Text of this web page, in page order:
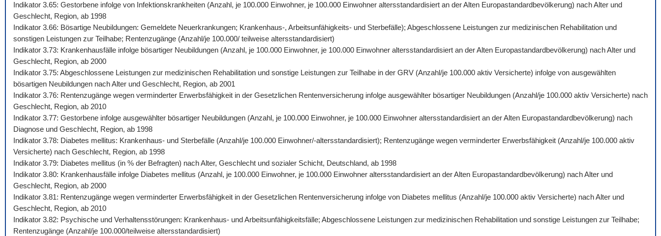
Indikator 3.65: Gestorbene infolge von Infektionskrankheiten (Anzahl, je 100.000 Einwohner, je 100.000 Einwohner altersstandardisiert an der Alten Europastandardbevölkerung) nach Alter und
Geschlecht, Region, ab 1998
Indikator 3.66: Bösartige Neubildungen: Gemeldete Neuerkrankungen; Krankenhaus-, Arbeitsunfähigkeits- und Sterbefälle); Abgeschlossene Leistungen zur medizinischen Rehabilitation und
sonstigen Leistungen zur Teilhabe; Rentenzugänge (Anzahl/je 100.000/ teilweise altersstandardisiert)
Indikator 3.73: Krankenhausfälle infolge bösartiger Neubildungen (Anzahl, je 100.000 Einwohner, je 100.000 Einwohner altersstandardisiert an der Alten Europastandardbevölkerung) nach Alter und
Geschlecht, Region, ab 2000
Indikator 3.75: Abgeschlossene Leistungen zur medizinischen Rehabilitation und sonstige Leistungen zur Teilhabe in der GRV (Anzahl/je 100.000 aktiv Versicherte) infolge von ausgewählten
bösartigen Neubildungen nach Alter und Geschlecht, Region, ab 2001
Indikator 3.76: Rentenzugänge wegen verminderter Erwerbsfähigkeit in der Gesetzlichen Rentenversicherung infolge ausgewählter bösartiger Neubildungen (Anzahl/je 100.000 aktiv Versicherte) nach
Geschlecht, Region, ab 2010
Indikator 3.77: Gestorbene infolge ausgewählter bösartiger Neubildungen (Anzahl, je 100.000 Einwohner, je 100.000 Einwohner altersstandardisiert an der Alten Europastandardbevölkerung) nach
Diagnose und Geschlecht, Region, ab 1998
Indikator 3.78: Diabetes mellitus: Krankenhaus- und Sterbefälle (Anzahl/je 100.000 Einwohner/-altersstandardisiert); Rentenzugänge wegen verminderter Erwerbsfähigkeit (Anzahl/je 100.000 aktiv
Versicherte) nach Geschlecht, Region, ab 1998
Indikator 3.79: Diabetes mellitus (in % der Befragten) nach Alter, Geschlecht und sozialer Schicht, Deutschland, ab 1998
Indikator 3.80: Krankenhausfälle infolge Diabetes mellitus (Anzahl, je 100.000 Einwohner, je 100.000 Einwohner altersstandardisiert an der Alten Europastandardbevölkerung) nach Alter und
Geschlecht, Region, ab 2000
Indikator 3.81: Rentenzugänge wegen verminderter Erwerbsfähigkeit in der Gesetzlichen Rentenversicherung infolge von Diabetes mellitus (Anzahl/je 100.000 aktiv Versicherte) nach Alter und
Geschlecht, Region, ab 2010
Indikator 3.82: Psychische und Verhaltensstörungen: Krankenhaus- und Arbeitsunfähigkeitsfälle; Abgeschlossene Leistungen zur medizinischen Rehabilitation und sonstige Leistungen zur Teilhabe;
Rentenzugänge (Anzahl/je 100.000/teilweise altersstandardisiert)